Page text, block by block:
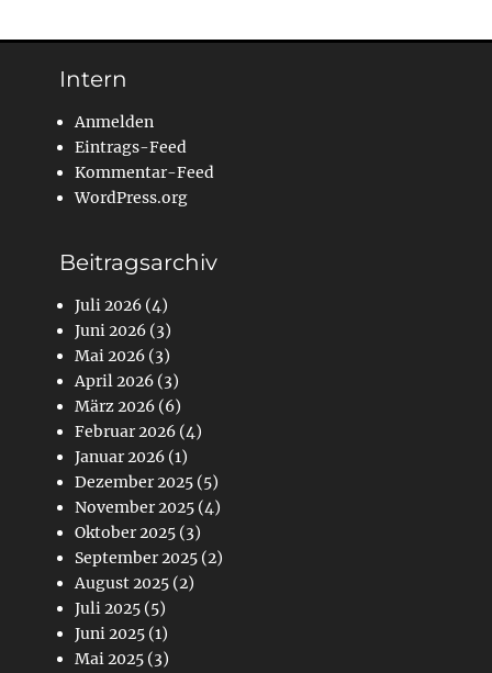
Intern
Anmelden
Eintrags-Feed
Kommentar-Feed
WordPress.org
Beitragsarchiv
Juli 2026 (4)
Juni 2026 (3)
Mai 2026 (3)
April 2026 (3)
März 2026 (6)
Februar 2026 (4)
Januar 2026 (1)
Dezember 2025 (5)
November 2025 (4)
Oktober 2025 (3)
September 2025 (2)
August 2025 (2)
Juli 2025 (5)
Juni 2025 (1)
Mai 2025 (3)